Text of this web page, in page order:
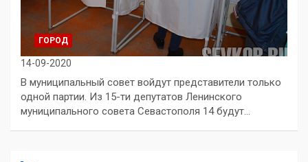
ГОРОД
14-09-2020
В муниципальный совет войдут представители только
одной партии. Из 15-ти депутатов Ленинского
муниципального совета Севастополя 14 будут…